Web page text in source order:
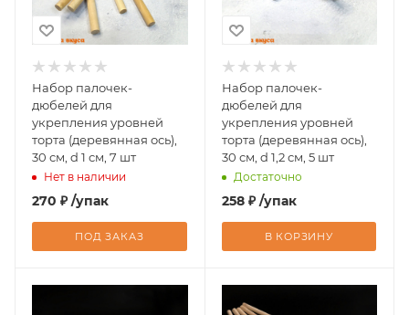
Набор палочек-
дюбелей для
укрепления уровней
торта (деревянная ось),
30 см, d 1 см, 7 шт
Нет в наличии
270 ₽ /упак
ПОД ЗАКАЗ
Набор палочек-
дюбелей для
укрепления уровней
торта (деревянная ось),
30 см, d 1,2 см, 5 шт
Достаточно
258 ₽ /упак
В КОРЗИНУ